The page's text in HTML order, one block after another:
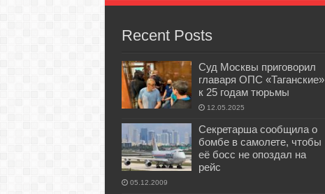
Recent Posts
Суд Москвы приговорил
главаря ОПС «Таганские»
к 25 годам тюрьмы
12.05.2025
Секретарша сообщила о
бомбе в самолете, чтобы
её босс не опоздал на
рейс
05.12.2009